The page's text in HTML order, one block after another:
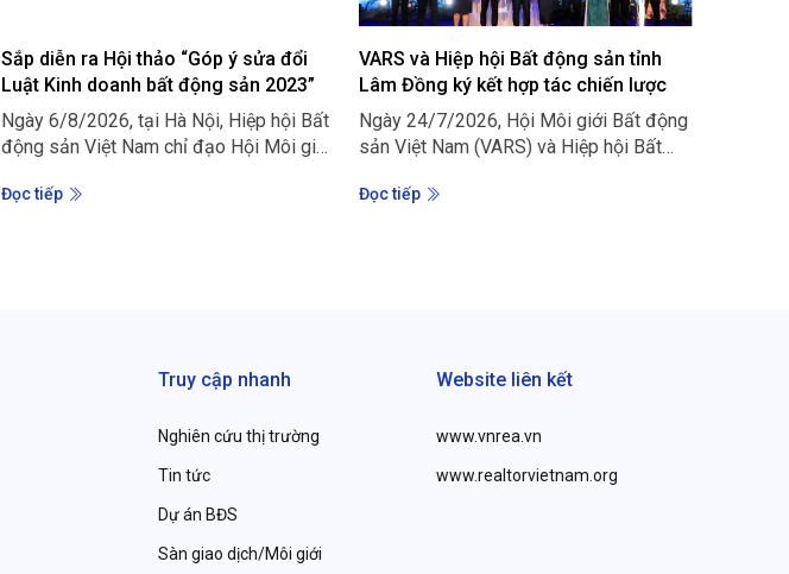
Sắp diễn ra Hội thảo “Góp ý sửa đổi
Luật Kinh doanh bất động sản 2023”
Ngày 6/8/2026, tại Hà Nội, Hiệp hội Bất
động sản Việt Nam chỉ đạo Hội Môi giới
“Góp ý sửa đổi Luật Kinh doanh bất
Đọc tiếp
VARS và Hiệp hội Bất động sản tỉnh
Lâm Đồng ký kết hợp tác chiến lược
Ngày 24/7/2026, Hội Môi giới Bất động
sản Việt Nam (VARS) và Hiệp hội Bất
kết thỏa thuận hợp tác trong các lĩnh vực
Đọc tiếp
Truy cập nhanh
Nghiên cứu thị trường
Tin tức
Dự án BĐS
Sàn giao dịch/Môi giới
Website liên kết
www.vnrea.vn
www.realtorvietnam.org